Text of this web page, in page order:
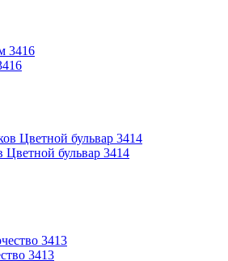
Цветной бульвар 3414
3413